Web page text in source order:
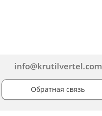
info@krutilvertel.com
Обратная связь